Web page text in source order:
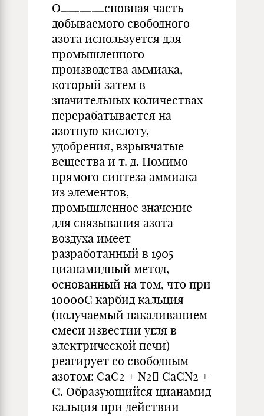
О
сновная часть
добываемого свободного
азота используется для
промышленного
производства аммиака,
который затем в
значительных количествах
перерабатывается на
азотную кислоту,
удобрения, взрывчатые
вещества и т. д. Помимо
прямого синтеза аммиака
из элементов,
промышленное значение
для связывания азота
воздуха имеет
разработанный в 1905
цианамидный метод,
основанный на том, что при
10000С карбид кальция
(получаемый накаливанием
смеси известии угля в
электрической печи)
реагирует со свободным
азотом: CaC2 + N2 CaCN2 +
C. Образующийся цианамид
кальция при действии